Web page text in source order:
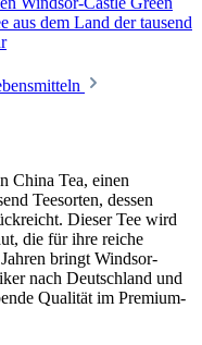
aus dem Land der tausend
China Tea, einen
Teesorten, dessen
Dieser Tee wird
die für ihre reiche
bringt Windsor-
nach Deutschland und
Qualität im Premium-